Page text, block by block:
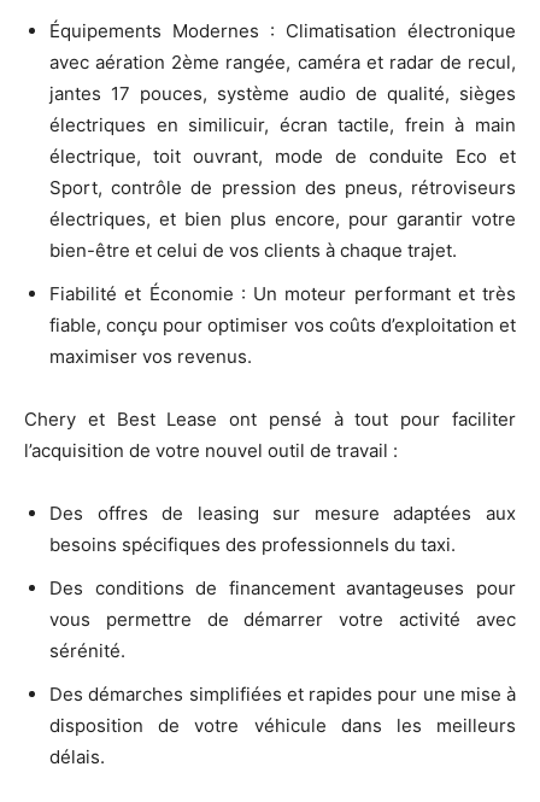
Équipements Modernes : Climatisation électronique
avec aération 2ème rangée, caméra et radar de recul,
jantes 17 pouces, système audio de qualité, sièges
électriques en similicuir, écran tactile, frein à main
électrique, toit ouvrant, mode de conduite Eco et
Sport, contrôle de pression des pneus, rétroviseurs
électriques, et bien plus encore, pour garantir votre
bien-être et celui de vos clients à chaque trajet.
Fiabilité et Économie : Un moteur performant et très
fiable, conçu pour optimiser vos coûts d’exploitation et
maximiser vos revenus.
Chery et Best Lease ont pensé à tout pour faciliter
l’acquisition de votre nouvel outil de travail :
Des offres de leasing sur mesure adaptées aux
besoins spécifiques des professionnels du taxi.
Des conditions de financement avantageuses pour
vous permettre de démarrer votre activité avec
sérénité.
Des démarches simplifiées et rapides pour une mise à
disposition de votre véhicule dans les meilleurs
délais.